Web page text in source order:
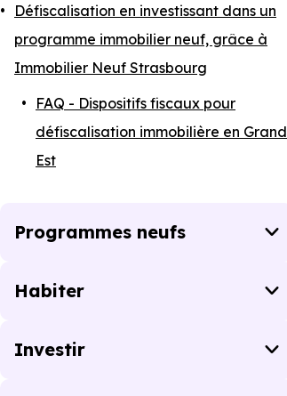
Défiscalisation en investissant dans un
programme immobilier neuf, grâce à
Immobilier Neuf Strasbourg
FAQ - Dispositifs fiscaux pour
défiscalisation immobilière en Grand
Est
Programmes neufs
Habiter
Investir